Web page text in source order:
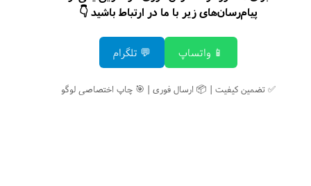
پیام‌رسان‌های زیر با ما در ارتباط باشید 👇
📱 واتساپ 💬 تلگرام
✅ تضمین کیفیت | 📦 ارسال فوری | 🎯 چاپ اختصاصی لوگو